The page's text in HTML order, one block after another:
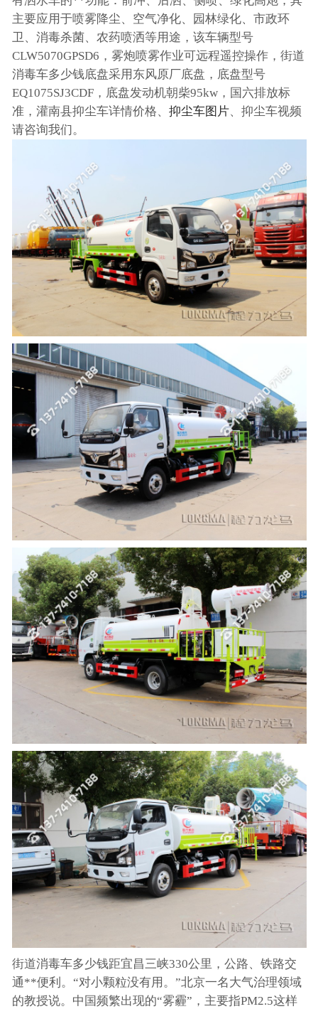
主要应用于喷雾降尘、空气净化、园林绿化、市政环
卫、消毒杀菌、农药喷洒等用途，该车辆型号
CLW5070GPSD6，雾炮喷雾作业可远程遥控操作，街道
消毒车多少钱底盘采用东风原厂底盘，底盘型号
EQ1075SJ3CDF，底盘发动机朝柴95kw，国六排放标
准，灌南县抑尘车详情价格、 抑尘车图片、抑尘车视频
请咨询我们。
街道消毒车多少钱距宜昌三峡330公里，公路、铁路交
通**便利。“对小颗粒没有用。”北京一名大气治理领域
的教授说。中国频繁出现的“雾霾”，主要指PM2.5这样